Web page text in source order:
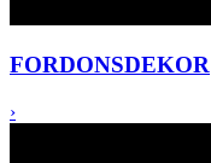
FORDONSDEKOR
›